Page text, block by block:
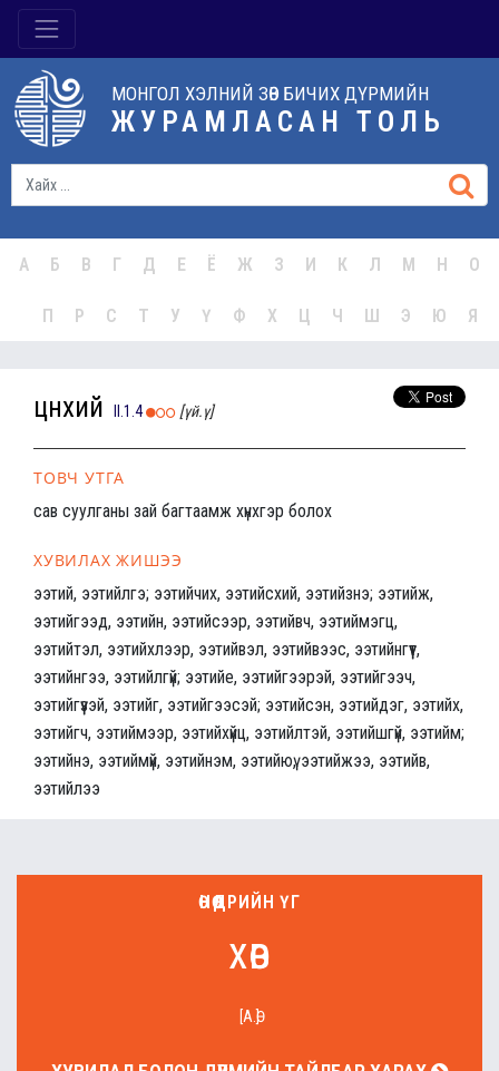
МОНГОЛ ХЭЛНИЙ ЗӨВ БИЧИХ ДҮРМИЙН
ЖУРАМЛАСАН ТОЛЬ
А Б В Г Д Е Ё Ж З И К Л М Н О
П Р С Т У Ү Ф Х Ц Ч Ш Э Ю Я
цүнхий II.1.4 [үй.ү]
ТОВЧ УТГА
сав суулганы зай багтаамж хүнхгэр болох
ХУВИЛАХ ЖИШЭЭ
ээтий, ээтийлгэ; ээтийчих, ээтийсхий, ээтийзнэ; ээтийж,
ээтийгээд, ээтийн, ээтийсээр, ээтийвч, ээтиймэгц,
ээтийтэл, ээтийхлээр, ээтийвэл, ээтийвээс, ээтийнгүүт,
ээтийнгээ, ээтийлгүй; ээтийе, ээтийгээрэй, ээтийгээч,
ээтийгүүзэй, ээтийг, ээтийгээсэй; ээтийсэн, ээтийдэг, ээтийх,
ээтийгч, ээтиймээр, ээтийхүйц, ээтийлтэй, ээтийшгүй, ээтийм;
ээтийнэ, ээтиймүй, ээтийнэм, ээтийюү, ээтийжээ, ээтийв,
ээтийлээ
ӨНӨӨДРИЙН ҮГ
хөв
[А.Ө]